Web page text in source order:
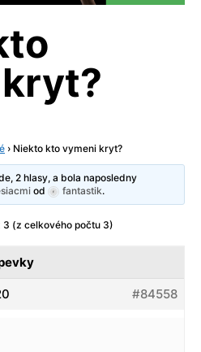
› Niekto kto vymeni kryt?
2 hlasy, a bola naposledny
od fantastik.
(z celkového počtu 3)
#84558